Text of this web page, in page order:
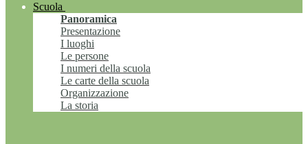
Scuola
Panoramica
Presentazione
I luoghi
Le persone
I numeri della scuola
Le carte della scuola
Organizzazione
La storia